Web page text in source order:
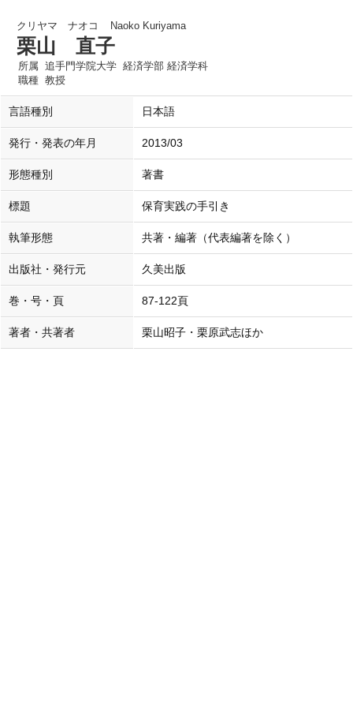
クリヤマ ナオコ Naoko Kuriyama
栗山 直子
所属 追手門学院大学 経済学部 経済学科
職種 教授
言語種別 日本語
発行・発表の年月 2013/03
形態種別 著書
標題 保育実践の手引き
執筆形態 共著・編著（代表編著を除く）
出版社・発行元 久美出版
巻・号・頁 87-122頁
著者・共著者 栗山昭子・栗原武志ほか